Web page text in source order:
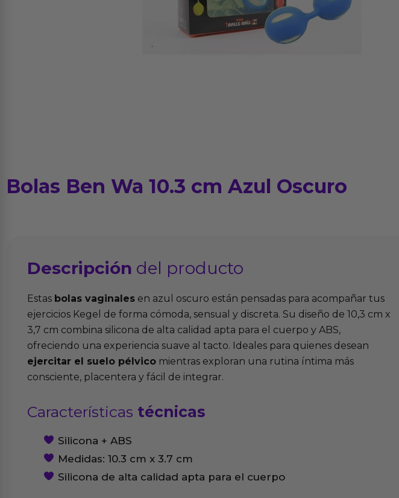
Bolas Ben Wa 10.3 cm Azul Oscuro
Descripción del producto
Estas bolas vaginales en azul oscuro están pensadas para acompañar tus
ejercicios Kegel de forma cómoda, sensual y discreta. Su diseño de 10,3 cm x
3,7 cm combina silicona de alta calidad apta para el cuerpo y ABS,
ofreciendo una experiencia suave al tacto. Ideales para quienes desean
ejercitar el suelo pélvico mientras exploran una rutina íntima más
consciente, placentera y fácil de integrar.
Características técnicas
Silicona + ABS
Medidas: 10.3 cm x 3.7 cm
Silicona de alta calidad apta para el cuerpo